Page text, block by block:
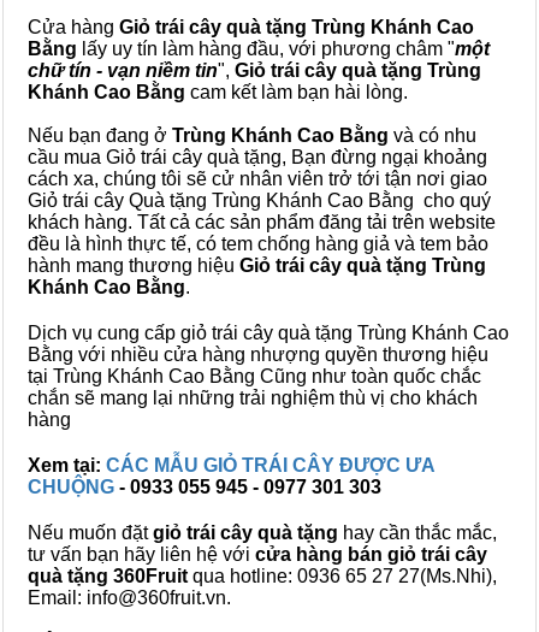
Cửa hàng Giỏ trái cây quà tặng Trùng Khánh Cao
Bằng lấy uy tín làm hàng đầu, với phương châm "một
chữ tín - vạn niềm tin", Giỏ trái cây quà tặng Trùng
Khánh Cao Bằng cam kết làm bạn hài lòng.
Nếu bạn đang ở Trùng Khánh Cao Bằng và có nhu
cầu mua Giỏ trái cây quà tặng, Bạn đừng ngại khoảng
cách xa, chúng tôi sẽ cử nhân viên trở tới tận nơi giao
Giỏ trái cây Quà tặng Trùng Khánh Cao Bằng cho quý
khách hàng. Tất cả các sản phẩm đăng tải trên website
đều là hình thực tế, có tem chống hàng giả và tem bảo
hành mang thương hiệu Giỏ trái cây quà tặng Trùng
Khánh Cao Bằng.
Dịch vụ cung cấp giỏ trái cây quà tặng Trùng Khánh Cao
Bằng với nhiều cửa hàng nhượng quyền thương hiệu
tại Trùng Khánh Cao Bằng Cũng như toàn quốc chắc
chắn sẽ mang lại những trải nghiệm thù vị cho khách
hàng
Xem tại: CÁC MẪU GIỎ TRÁI CÂY ĐƯỢC ƯA
CHUỘNG - 0933 055 945 - 0977 301 303
Nếu muốn đặtgiỏ trái cây quà tặng hay cần thắc mắc,
tư vấn bạn hãy liên hệ với cửa hàng bán giỏ trái cây
quà tặng 360Fruit qua hotline: 0936 65 27 27(Ms.Nhi),
Email: info@360fruit.vn.